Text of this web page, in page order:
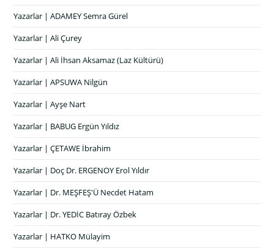
Yazarlar | ADAMEY Semra Gürel
Yazarlar | Ali Çurey
Yazarlar | Ali İhsan Aksamaz (Laz Kültürü)
Yazarlar | APSUWA Nilgün
Yazarlar | Ayşe Nart
Yazarlar | BABUG Ergün Yıldız
Yazarlar | ÇETAWE İbrahim
Yazarlar | Doç Dr. ERGENOY Erol Yıldır
Yazarlar | Dr. MEŞFEŞ'Ü Necdet Hatam
Yazarlar | Dr. YEDİC Batıray Özbek
Yazarlar | HATKO Mülayim